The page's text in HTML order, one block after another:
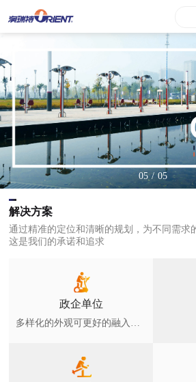
05 / 05
解决方案
通过精准的定位和清晰的规划，为不同需求
这是我们的承诺和追求
政企单位
多样化的外观可更好的融入环境，广泛用于各类小区，健身绿地，公园等公众全民健身场所